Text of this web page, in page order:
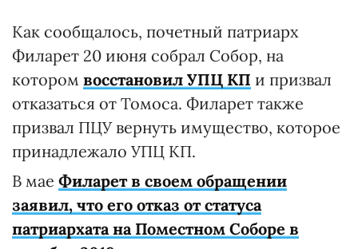
Как сообщалось, почетный патриарх
Филарет 20 июня собрал Собор, на
котором восстановил УПЦ КП и призвал
отказаться от Томоса. Филарет также
призвал ПЦУ вернуть имущество, которое
принадлежало УПЦ КП.
В мае Филарет в своем обращении
заявил, что его отказ от статуса
патриархата на Поместном Соборе в